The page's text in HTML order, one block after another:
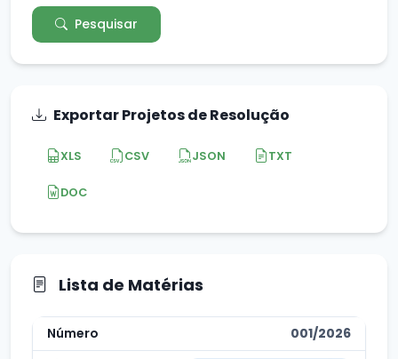
Pesquisar
Exportar Projetos de Resolução
XLS CSV JSON TXT
DOC
Lista de Matérias
001/2026